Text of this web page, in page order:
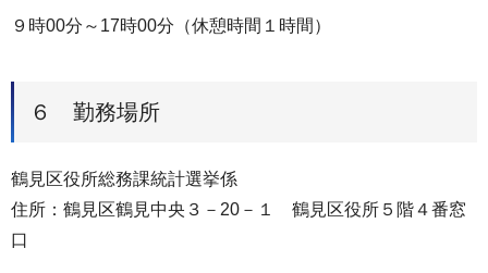
９時00分～17時00分（休憩時間１時間）
６ 勤務場所
鶴見区役所総務課統計選挙係
住所：鶴見区鶴見中央３－20－１ 鶴見区役所５階４番窓
口